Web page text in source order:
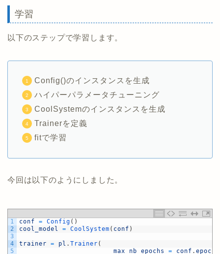
学習
以下のステップで学習します。
Config()のインスタンスを生成
ハイパーパラメータチューニング
CoolSystemのインスタンスを生成
Trainerを定義
fitで学習
今回は以下のようにしました。
1
2
3
4
5
conf = Config ( )
cool_model
= CoolSystem ( conf )
trainer = pl . Trainer (
max_nb_epochs
= conf . epochs